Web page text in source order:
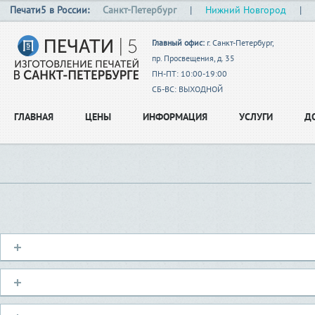
Печати5 в России: Санкт-Петербург | Нижний Новгород |
Главный офис: г. Санкт-Петербург,
пр. Просвещения, д. 35
ПН-ПТ: 10:00-19:00
СБ-ВС: ВЫХОДНОЙ
ГЛАВНАЯ ЦЕНЫ ИНФОРМАЦИЯ УСЛУГИ